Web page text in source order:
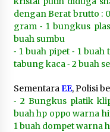
dengan Berat brutto :
gram ⁃ 1 bungkus
buah sumbu
⁃ 1 buah pipet ⁃ 1
tabung kaca ⁃ 2 buah
Sementara EE, Polisi
⁃ 2 Bungkus platik
buah hp oppo warna
1 buah dompet warna